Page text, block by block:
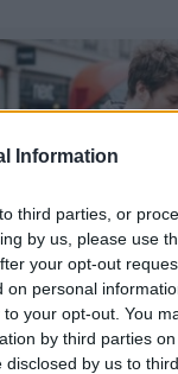
Information
third parties, or
by us, please use
your opt-out
personal
your opt-out. You
by third parties on
by us to